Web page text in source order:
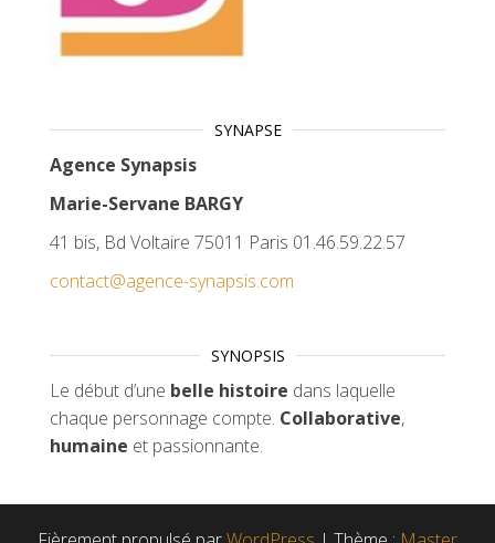
SYNAPSE
Agence Synapsis
Marie-Servane BARGY
41 bis, Bd Voltaire 75011 Paris 01.46.59.22.57
contact@agence-synapsis.com
SYNOPSIS
Le début d’une belle histoire dans laquelle
chaque personnage compte. Collaborative,
humaine et passionnante.